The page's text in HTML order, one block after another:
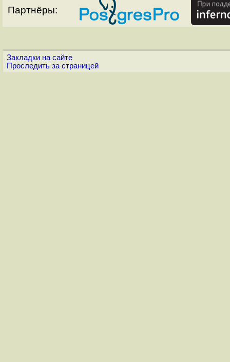
Партнёры:
Закладки на сайте
Проследить за страницей